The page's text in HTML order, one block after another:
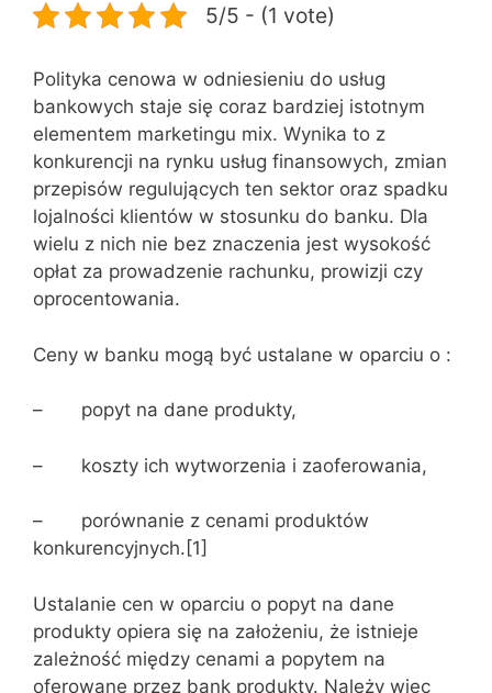
5/5 - (1 vote)
Polityka cenowa w odniesieniu do usług
bankowych staje się coraz bardziej istotnym
elementem marketingu mix. Wynika to z
konkurencji na rynku usług finansowych, zmian
przepisów regulujących ten sektor oraz spadku
lojalności klientów w stosunku do banku. Dla
wielu z nich nie bez znaczenia jest wysokość
opłat za prowadzenie rachunku, prowizji czy
oprocentowania.
Ceny w banku mogą być ustalane w oparciu o :
– popyt na dane produkty,
– koszty ich wytworzenia i zaoferowania,
– porównanie z cenami produktów
konkurencyjnych.[1]
Ustalanie cen w oparciu o popyt na dane
produkty opiera się na założeniu, że istnieje
zależność między cenami a popytem na
oferowane przez bank produkty. Należy więc